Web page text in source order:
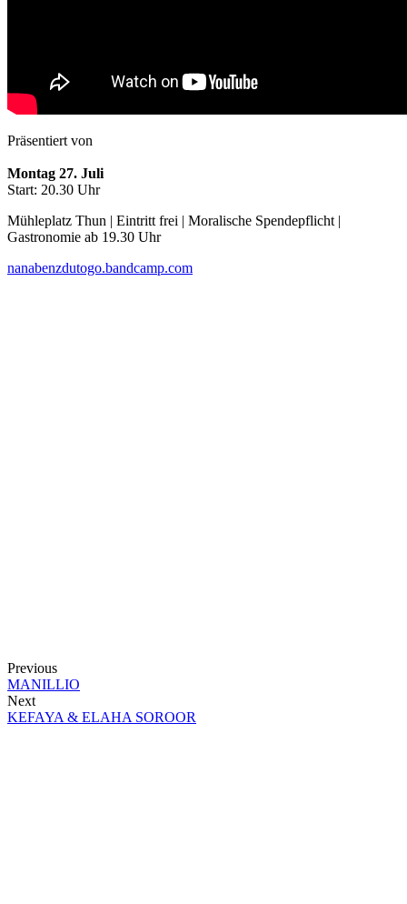
Präsentiert von
Montag 27. Juli
Start: 20.30 Uhr
Mühleplatz Thun | Eintritt frei | Moralische Spendepflicht |
Gastronomie ab 19.30 Uhr
nanabenzdutogo.bandcamp.com
Previous
MANILLIO
Next
KEFAYA & ELAHA SOROOR